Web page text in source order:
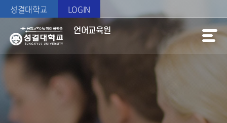
성결대학교 LOGIN
언어교육원